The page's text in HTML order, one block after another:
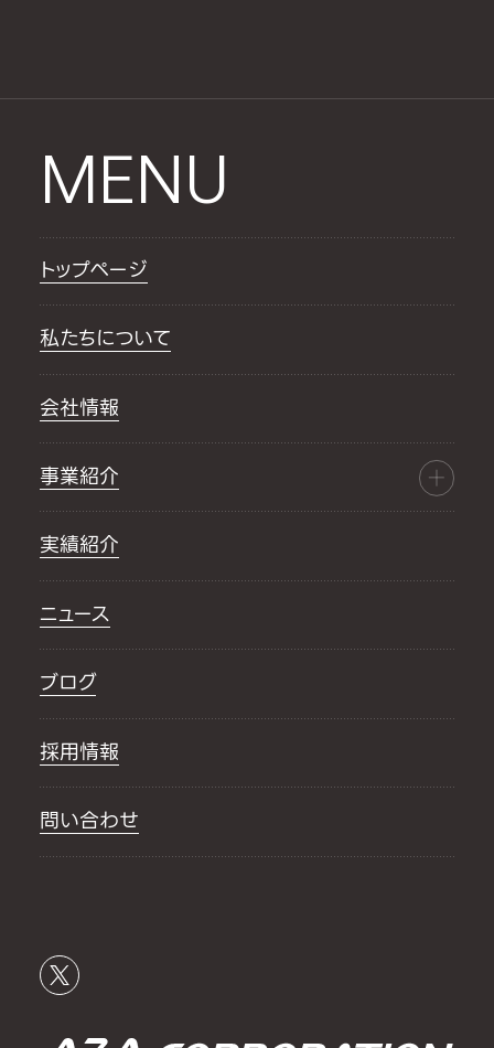
MENU
トップページ
私たちについて
会社情報
事業紹介
実績紹介
ニュース
ブログ
採用情報
問い合わせ